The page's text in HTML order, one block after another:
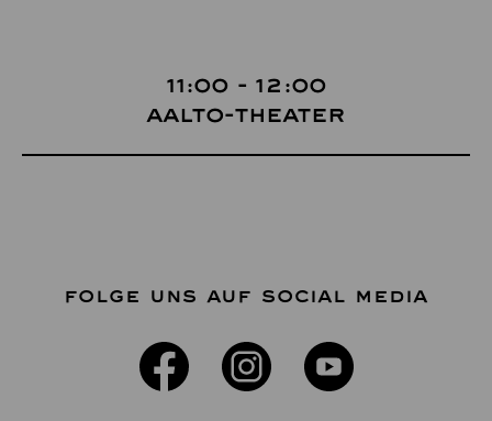
11:00 - 12:00
Aalto-Theater
FOLGE UNS AUF SOCIAL MEDIA